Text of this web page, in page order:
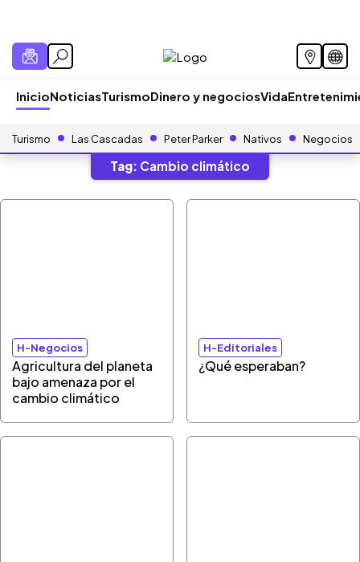
InicioNoticiasTurismoDinero y negociosVida
Turismo Las Cascadas Peter Parker Nativos Negocios
Tag: Cambio climático
H-Negocios
Agricultura del planeta
bajo amenaza por el
cambio climático
H-Editoriales
¿Qué esperaban?